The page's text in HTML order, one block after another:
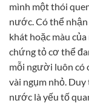
mình một thói
nước. Có thể
khát hoặc màu
chứng tỏ cơ thể
mỗi người luôn có
vài ngụm nhỏ.
nước là yếu tố